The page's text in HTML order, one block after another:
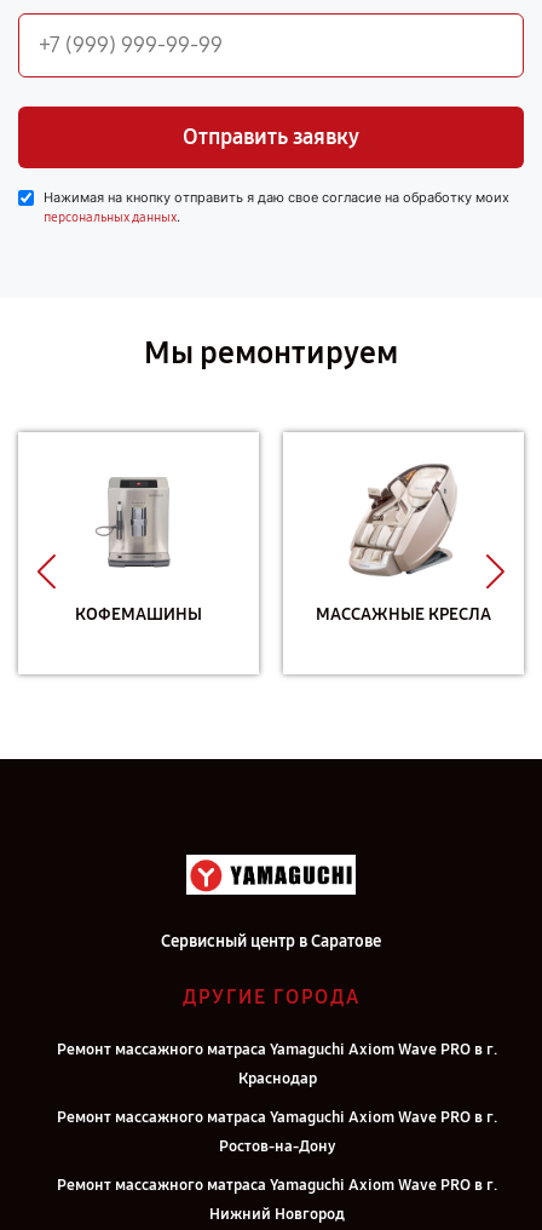
Отправить заявку
Нажимая на кнопку отправить я даю свое согласие на обработку моих
персональных данных.
Мы ремонтируем
КОФЕМАШИНЫ МАССАЖНЫЕ КРЕСЛА
Сервисный центр в Саратове
ДРУГИЕ ГОРОДА
Ремонт массажного матраса Yamaguchi Axiom Wave PRO в г.
Краснодар
Ремонт массажного матраса Yamaguchi Axiom Wave PRO в г.
Ростов-на-Дону
Ремонт массажного матраса Yamaguchi Axiom Wave PRO в г.
Нижний Новгород